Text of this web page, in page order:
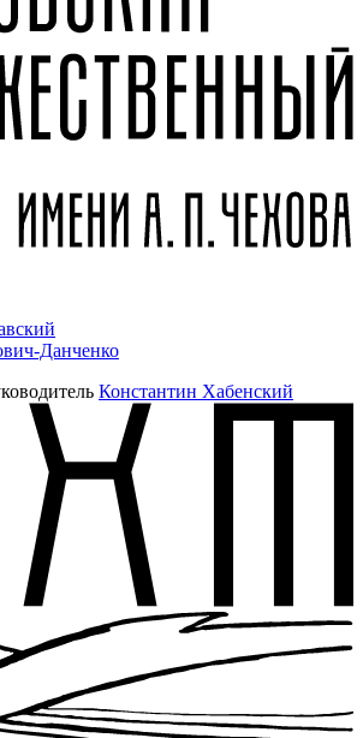
Данченко
Константин Хабенский